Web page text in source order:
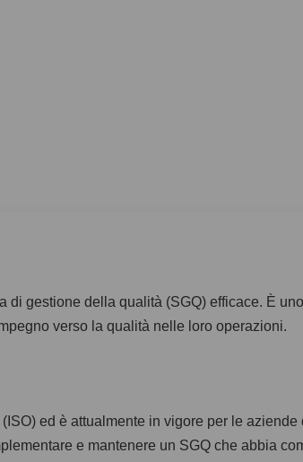
gestione della qualità (SGQ) efficace. È
verso la qualità nelle loro operazioni.
ed è attualmente in vigore per le aziende
e mantenere un SGQ che abbia